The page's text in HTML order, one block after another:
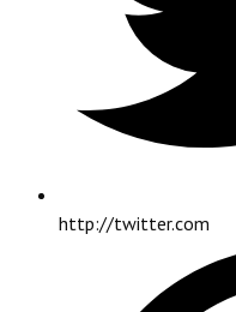
http://twitter.com